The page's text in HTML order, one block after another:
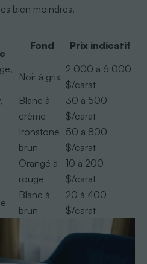
bien moindres.
Fond Prix indicatif
Noir à gris
2 000 à 6 000
$/carat
Blanc à
crème
30 à 500
$/carat
Ironstone
brun
50 à 800
$/carat
Orangé à
rouge
10 à 200
$/carat
Blanc à
brun
20 à 400
$/carat